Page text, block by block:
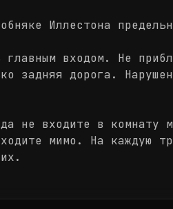
Иллестона
главным входом. Не
задняя дорога.
не входите в комнату
мимо. На каждую